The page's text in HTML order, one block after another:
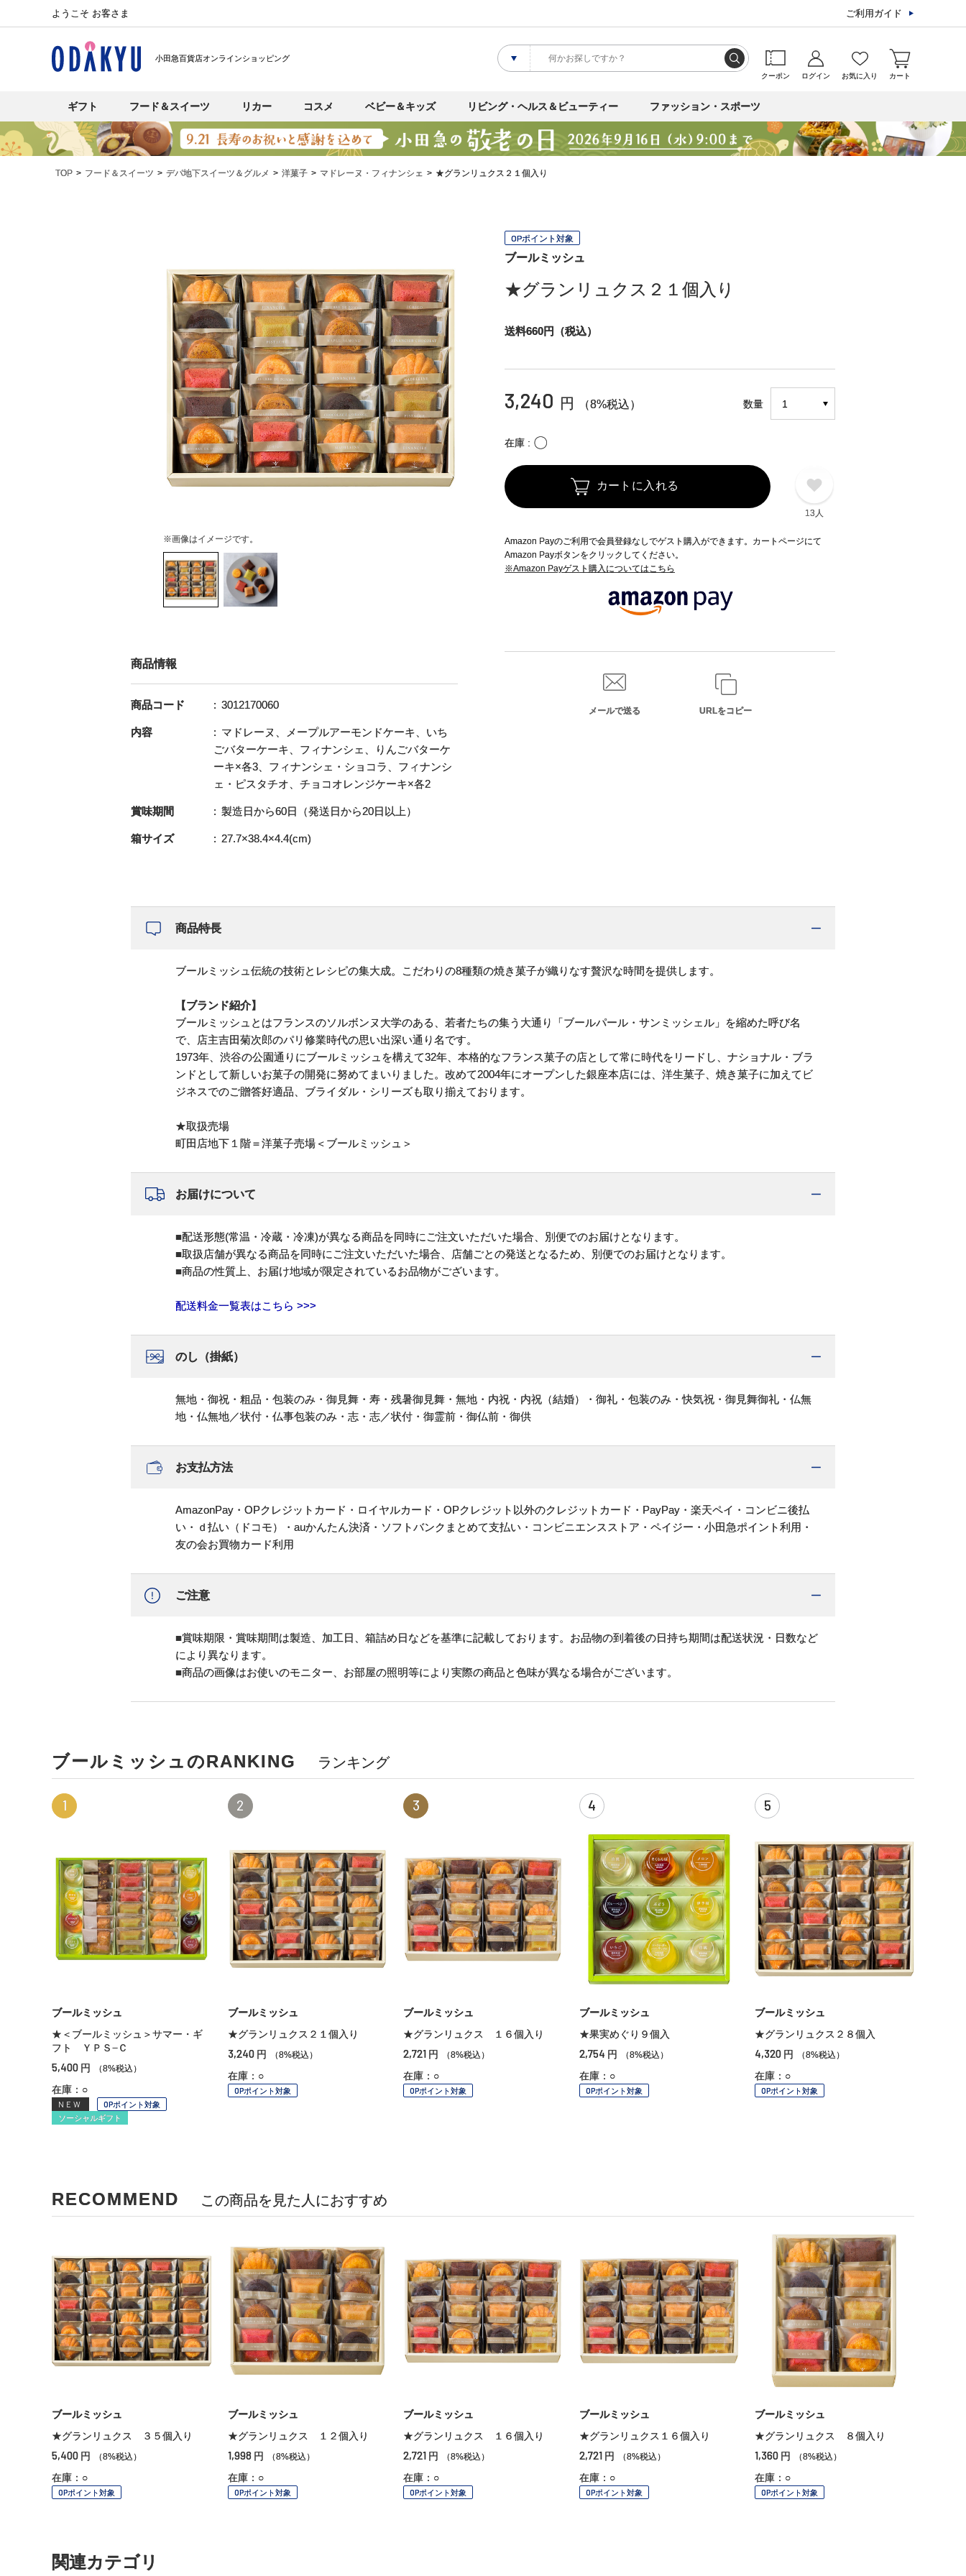
ようこそ お客さま ご利用ガイド
小田急百貨店オンラインショッピング
クーポン ログイン お気に入り カート
ギフト フード＆スイーツ リカー コスメ ベビー＆キッズ リビング・ヘルス＆ビューティー ファッション・スポーツ
TOP フード＆スイーツ デパ地下スイーツ＆グルメ 洋菓子 マドレーヌ・フィナンシェ ★グランリュクス２１個入り
※画像はイメージです。
OPポイント対象
ブールミッシュ
★グランリュクス２１個入り
送料660円（税込）
3,240 円 （8%税込） 数量
在庫 〇
カートに入れる
13人
Amazon Payのご利用で会員登録なしでゲスト購入ができます。カートページにて
Amazon Payボタンをクリックしてください。
※Amazon Payゲスト購入についてはこちら
メールで送る URLをコピー
商品情報
商品コード 3012170060
内容
マドレーヌ、メープルアーモンドケーキ、いち
ごバターケーキ、フィナンシェ、りんごバターケ
ーキ×各3、フィナンシェ・ショコラ、フィナンシ
ェ・ピスタチオ、チョコオレンジケーキ×各2
賞味期間 製造日から60日（発送日から20日以上）
箱サイズ 27.7×38.4×4.4(cm)
商品特長
ブールミッシュ伝統の技術とレシピの集大成。こだわりの8種類の焼き菓子が織りなす贅沢な時間を提供します。
【ブランド紹介】
ブールミッシュとはフランスのソルボンヌ大学のある、若者たちの集う大通り「ブールパール・サンミッシェル」を縮めた呼び名
で、店主吉田菊次郎のパリ修業時代の思い出深い通り名です。
1973年、渋谷の公園通りにブールミッシュを構えて32年、本格的なフランス菓子の店として常に時代をリードし、ナショナル・ブラ
ンドとして新しいお菓子の開発に努めてまいりました。改めて2004年にオープンした銀座本店には、洋生菓子、焼き菓子に加えてビ
ジネスでのご贈答好適品、ブライダル・シリーズも取り揃えております。
★取扱売場
町田店地下１階＝洋菓子売場＜ブールミッシュ＞
お届けについて
■配送形態(常温・冷蔵・冷凍)が異なる商品を同時にご注文いただいた場合、別便でのお届けとなります。
■取扱店舗が異なる商品を同時にご注文いただいた場合、店舗ごとの発送となるため、別便でのお届けとなります。
■商品の性質上、お届け地域が限定されているお品物がございます。
配送料金一覧表はこちら >>>
のし（掛紙）
無地・御祝・粗品・包装のみ・御見舞・寿・残暑御見舞・無地・内祝・内祝（結婚）・御礼・包装のみ・快気祝・御見舞御礼・仏無
地・仏無地／状付・仏事包装のみ・志・志／状付・御霊前・御仏前・御供
お支払方法
AmazonPay・OPクレジットカード・ロイヤルカード・OPクレジット以外のクレジットカード・PayPay・楽天ペイ・コンビニ後払
い・ｄ払い（ドコモ）・auかんたん決済・ソフトバンクまとめて支払い・コンビニエンスストア・ペイジー・小田急ポイント利用・
友の会お買物カード利用
ご注意
■賞味期限・賞味期間は製造、加工日、箱詰め日などを基準に記載しております。お品物の到着後の日持ち期間は配送状況・日数など
により異なります。
■商品の画像はお使いのモニター、お部屋の照明等により実際の商品と色味が異なる場合がございます。
ブールミッシュのRANKING ランキング
1
ブールミッシュ
★＜ブールミッシュ＞サマー・ギ
フト ＹＰＳ−Ｃ
5,400 円 （8%税込）
在庫：○
NEW
OPポイント対象
ソーシャルギフト
2
ブールミッシュ
★グランリュクス２１個入り
3,240 円 （8%税込）
在庫：○
OPポイント対象
3
ブールミッシュ
★グランリュクス １６個入り
2,721 円 （8%税込）
在庫：○
OPポイント対象
4
ブールミッシュ
★果実めぐり９個入
2,754 円 （8%税込）
在庫：○
OPポイント対象
5
ブールミッシュ
★グランリュクス２８個入
4,320 円 （8%税込）
在庫：○
OPポイント対象
RECOMMEND この商品を見た人におすすめ
ブールミッシュ
★グランリュクス ３５個入り
5,400 円 （8%税込）
在庫：○
OPポイント対象
ブールミッシュ
★グランリュクス １２個入り
1,998 円 （8%税込）
在庫：○
OPポイント対象
ブールミッシュ
★グランリュクス １６個入り
2,721 円 （8%税込）
在庫：○
OPポイント対象
ブールミッシュ
★グランリュクス１６個入り
2,721 円 （8%税込）
在庫：○
OPポイント対象
ブールミッシュ
★グランリュクス ８個入り
1,360 円 （8%税込）
在庫：○
OPポイント対象
関連カテゴリ